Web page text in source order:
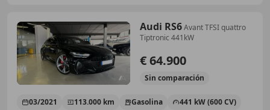
Audi RS6Avant TFSI quattro
Tiptronic 441kW
€ 64.900
Sin comparación
03/2021 113.000 km Gasolina 441 kW (600 CV)